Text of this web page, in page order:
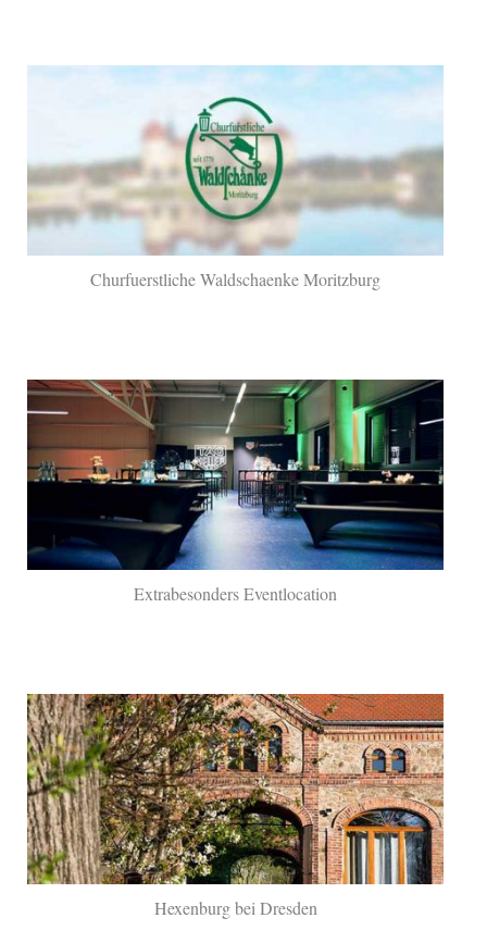
Churfuerstliche Waldschaenke Moritzburg
Extrabesonders Eventlocation
Hexenburg bei Dresden